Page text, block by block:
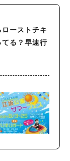
ローストチキ
る？早速行